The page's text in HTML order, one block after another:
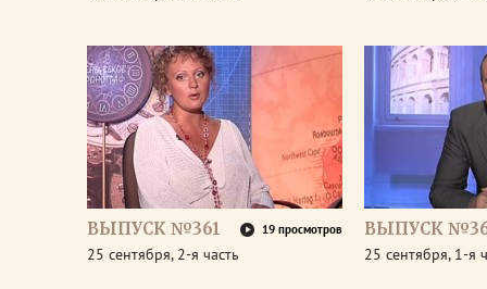
ВЫПУСК №361 19 просмотров
25 сентября, 2-я часть
ВЫПУСК
25 сентября, 1-я